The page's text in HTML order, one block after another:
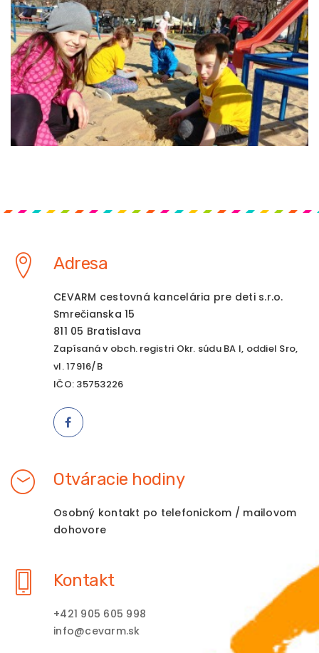
Adresa
CEVARM cestovná kancelária pre deti s.r.o.
Smrečianska 15
811 05 Bratislava
Zapísaná v obch. registri Okr. súdu BA I, oddiel Sro,
vl. 17916/B
IČO: 35753226
Otváracie hodiny
Osobný kontakt po telefonickom / mailovom
dohovore
Kontakt
+421 905 605 998
info@cevarm.sk